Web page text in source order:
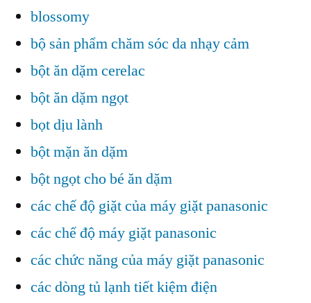
blossomy
bộ sản phẩm chăm sóc da nhạy cảm
bột ăn dặm cerelac
bột ăn dặm ngọt
bọt dịu lành
bột mặn ăn dặm
bột ngọt cho bé ăn dặm
các chế độ giặt của máy giặt panasonic
các chế độ máy giặt panasonic
các chức năng của máy giặt panasonic
các dòng tủ lạnh tiết kiệm điện